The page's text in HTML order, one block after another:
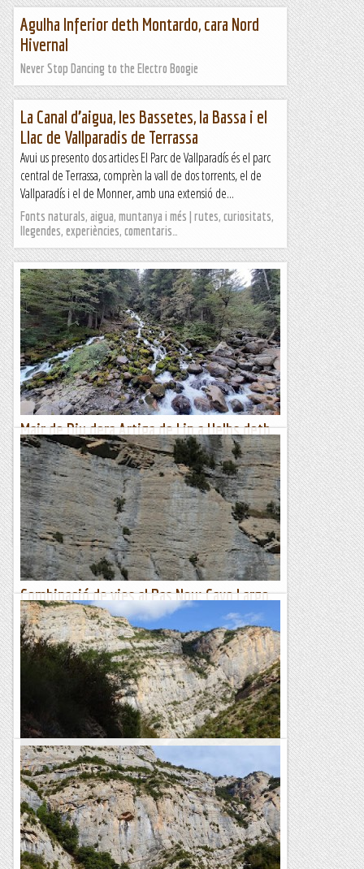
Agulha Inferior deth Montardo, cara Nord
Hivernal
Never Stop Dancing to the Electro Boogie
La Canal d’aigua, les Bassetes, la Bassa i el
Llac de Vallparadis de Terrassa
Avui us presento dos articles El Parc de Vallparadís és el parc
central de Terrassa, comprèn la vall de dos torrents, el de
Vallparadís i el de Monner, amb una extensió de...
Fonts naturals, aigua, muntanya i més | rutes, curiositats,
llegendes, experiències, comentaris…
Mair de Diu dera Artiga de Lin a Uelhs deth
Joèu, Vall d'Aran
Ulls del Diable o de Júpiter, en aranès Uelhs deth Joèu és
una cascada espectacular en un entorn natural molt ric de
vegetació.Les aigües de la cascada són aigües de la...
Fent senderisme
Combinació de vies al Pas Nou: Cayo Largo.
Pirates i Llaç lila
Remenant pels blogs, un dia vam veure aquesta combinació
de vies que van fer el Manel i la Ita, i ens hi vam encaminar
engrescats. El cap de setmana no va poder ser, així que...
PAS NOU. Via LLAÇ LILA.
6/10/20. Avui amb el "Pascuti" i el Ramir anem a fer la
darrera via oberta al Pas nou. El tarannà què trobarem és
d'una via discontinua, totalment equipada, què...
Joan asín